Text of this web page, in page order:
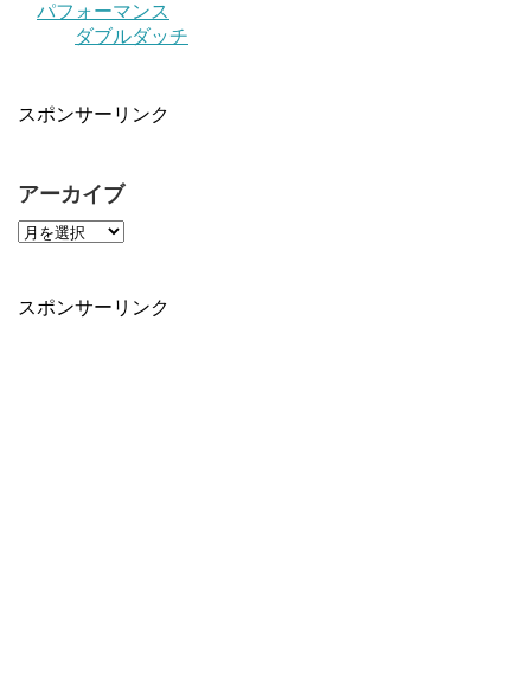
パフォーマンス
ダブルダッチ
スポンサーリンク
アーカイブ
スポンサーリンク